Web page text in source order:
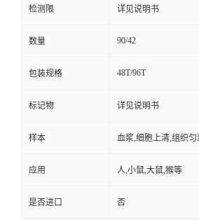
检测限 详见说明书
数量 90/42
包装规格 48T/96T
标记物 详见说明书
样本 血浆,细胞上清,组织匀
应用 人,小鼠,大鼠,猴等
是否进口 否